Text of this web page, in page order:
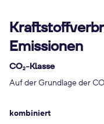
Emissionen
CO2-Klasse
Auf der Grundlage der CO
kombiniert